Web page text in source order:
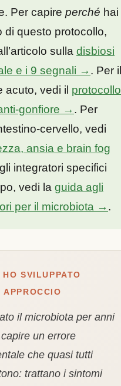
Per capire perché hai
di questo protocollo,
sulla disbiosi
e i 9 segnali → . Per il
acuto, vedi il protocollo
gonfiore → . Per
cervello, vedi
ansia e brain fog
integratori specifici
vedi la guida agli
per il microbiota → .
HO SVILUPPATO
APPROCCIO
il microbiota per anni
un errore
che quasi tutti
trattano i sintomi